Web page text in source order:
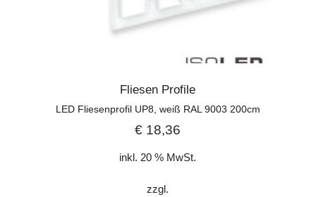
Fliesen Profile
LED Fliesenprofil UP8, weiß RAL 9003 200cm
€ 18,36
inkl. 20 % MwSt.
zzgl.